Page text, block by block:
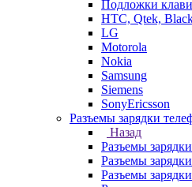
Подложки
HTC, Qtek,
LG
Motorola
Nokia
Samsung
Siemens
SonyEricsson
Разъемы зарядки
Назад
Разъемы
Разъемы
Разъемы